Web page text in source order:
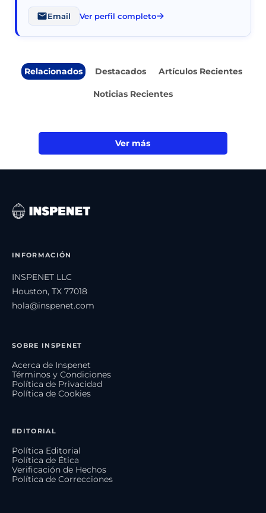
Email Ver perfil completo
Relacionados Destacados Artículos Recientes
Noticias Recientes
Ver más
INFORMACIÓN
INSPENET LLC
Houston, TX 77018
hola@inspenet.com
SOBRE INSPENET
Acerca de Inspenet
Términos y Condiciones
Política de Privacidad
Política de Cookies
EDITORIAL
Política Editorial
Política de Ética
Verificación de Hechos
Política de Correcciones